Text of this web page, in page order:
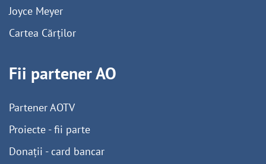
Joyce Meyer
Cartea Cărților
Fii partener AO
Partener AOTV
Proiecte - fii parte
Donații - card bancar